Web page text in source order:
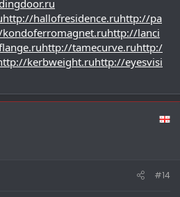
http://hallofresidence.ruhttp://pa
http://lanci
http://tamecurve.ruhttp:/
kerbweight.ruhttp://eyesvisi
#14